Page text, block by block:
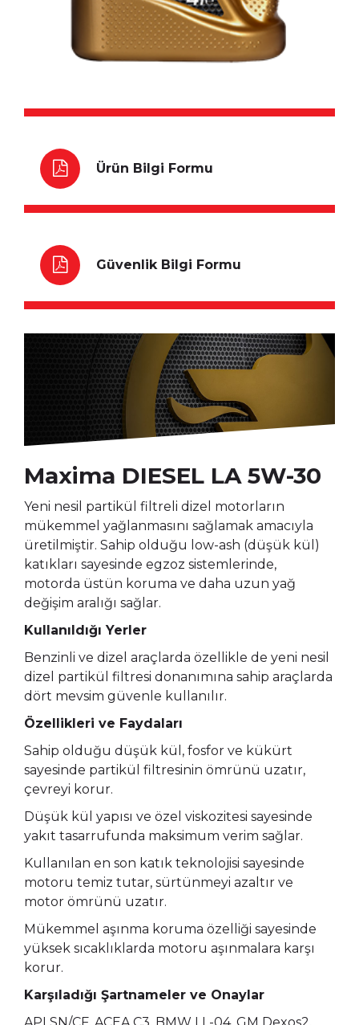
Ürün Bilgi Formu
Güvenlik Bilgi Formu
Maxima DIESEL LA 5W-30
Yeni nesil partikül filtreli dizel motorların
mükemmel yağlanmasını sağlamak amacıyla
üretilmiştir. Sahip olduğu low-ash (düşük kül)
katıkları sayesinde egzoz sistemlerinde,
motorda üstün koruma ve daha uzun yağ
değişim aralığı sağlar.
Kullanıldığı Yerler
Benzinli ve dizel araçlarda özellikle de yeni nesil
dizel partikül filtresi donanımına sahip araçlarda
dört mevsim güvenle kullanılır.
Özellikleri ve Faydaları
Sahip olduğu düşük kül, fosfor ve kükürt
sayesinde partikül filtresinin ömrünü uzatır,
çevreyi korur.
Düşük kül yapısı ve özel viskozitesi sayesinde
yakıt tasarrufunda maksimum verim sağlar.
Kullanılan en son katık teknolojisi sayesinde
motoru temiz tutar, sürtünmeyi azaltır ve
motor ömrünü uzatır.
Mükemmel aşınma koruma özelliği sayesinde
yüksek sıcaklıklarda motoru aşınmalara karşı
korur.
Karşıladığı Şartnameler ve Onaylar